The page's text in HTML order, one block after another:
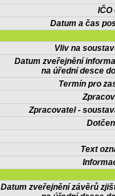
IČO
Datum a čas
Vliv na
Datum zveřejnění
na úřední desce
Termín pro
Zpracovatel -
Text
Datum zveřejnění závěrů